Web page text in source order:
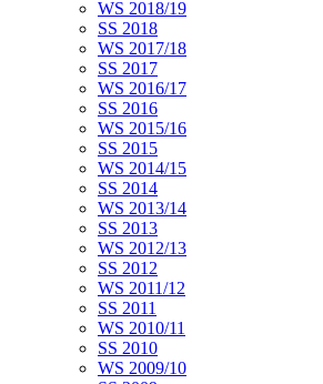
WS 2018/19
SS 2018
WS 2017/18
SS 2017
WS 2016/17
SS 2016
WS 2015/16
SS 2015
WS 2014/15
SS 2014
WS 2013/14
SS 2013
WS 2012/13
SS 2012
WS 2011/12
SS 2011
WS 2010/11
SS 2010
WS 2009/10